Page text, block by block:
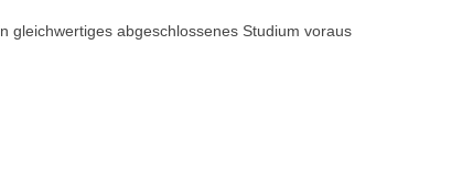
gleichwertiges abgeschlossenes Studium voraus